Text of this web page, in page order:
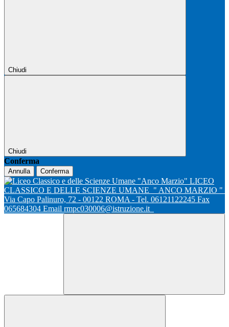
Chiudi
Chiudi
Conferma
Annulla Conferma
LICEO
CLASSICO E DELLE SCIENZE UMANE " ANCO MARZIO "
Via Capo Palinuro, 72 - 00122 ROMA - Tel. 06121122245 Fax
065684304 Email rmpc030006@istruzione.it